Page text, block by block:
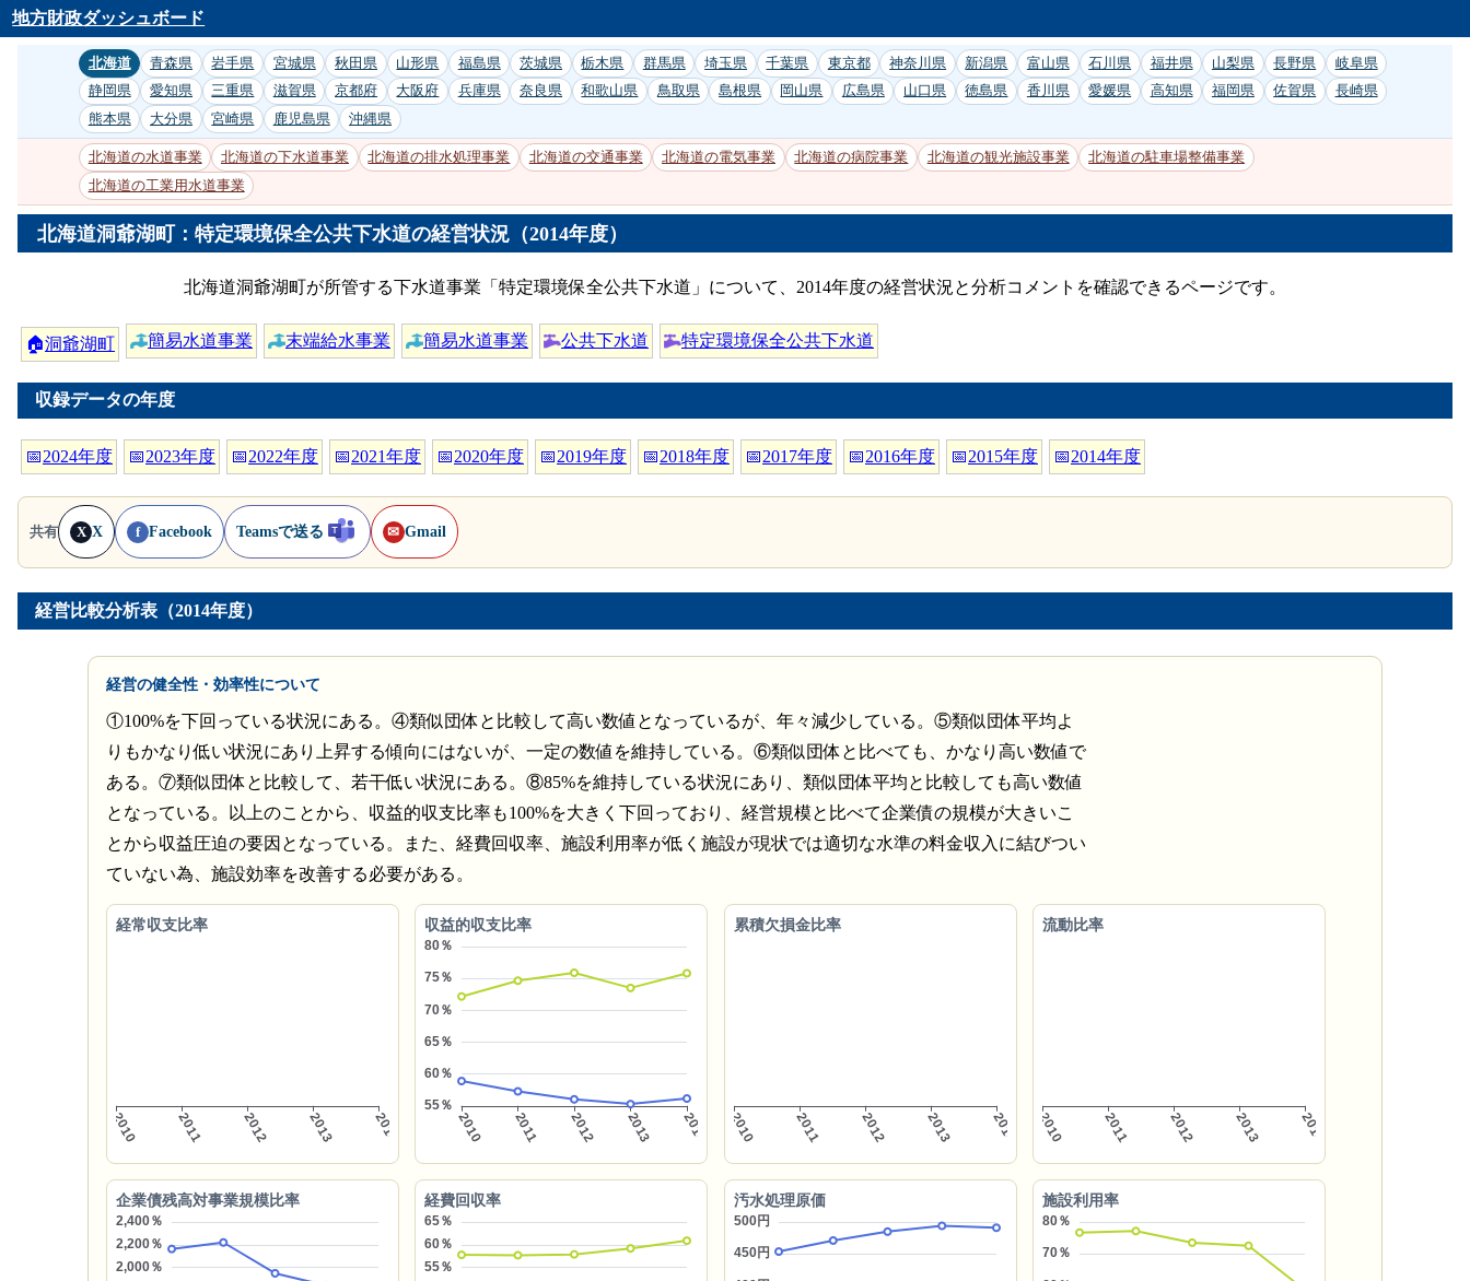
地方財政ダッシュボード
北海道 青森県 岩手県 宮城県 秋田県 山形県 福島県 茨城県 栃木県 群馬県 埼玉県 千葉県 東京都 神奈川県 新潟県 富山県 石川県 福井県 山梨県 長野県
岐阜県
静岡県
愛知県 三重県 滋賀県 京都府 大阪府 兵庫県 奈良県 和歌山県 鳥取県 島根県 岡山県 広島県 山口県 徳島県 香川県 愛媛県 高知県 福岡県 佐賀県
長崎県
熊本県
大分県 宮崎県 鹿児島県 沖縄県
北海道の水道事業 北海道の下水道事業 北海道の排水処理事業 北海道の交通事業 北海道の電気事業 北海道の病院事業 北海道の観光施設事業
北海道の駐車場整備事業
北海道の工業用水道事業
北海道洞爺湖町：特定環境保全公共下水道の経営状況（2014年度）
北海道洞爺湖町が所管する下水道事業「特定環境保全公共下水道」について、2014年度の経営状況と分析コメントを確認できるページです。
🏠洞爺湖町 簡易水道事業 末端給水事業 簡易水道事業 公共下水道 特定環境保全公共下水道
収録データの年度
📅2024年度 📅2023年度 📅2022年度 📅2021年度 📅2020年度 📅2019年度 📅2018年度 📅2017年度 📅2016年度 📅2015年度 📅2014年度
共有 X X f Facebook Teamsで送る ✉ Gmail
経営比較分析表（2014年度）
経営の健全性・効率性について
①100%を下回っている状況にある。④類似団体と比較して高い数値となっているが、年々減少している。⑤類似団体平均よ
りもかなり低い状況にあり上昇する傾向にはないが、一定の数値を維持している。⑥類似団体と比べても、かなり高い数値で
ある。⑦類似団体と比較して、若干低い状況にある。⑧85%を維持している状況にあり、類似団体平均と比較しても高い数値
となっている。以上のことから、収益的収支比率も100%を大きく下回っており、経営規模と比べて企業債の規模が大きいこ
とから収益圧迫の要因となっている。また、経費回収率、施設利用率が低く施設が現状では適切な水準の料金収入に結びつい
ていない為、施設効率を改善する必要がある。
経常収支比率 収益的収支比率 累積欠損金比率 流動比率
企業債残高対事業規模比率 経費回収率 汚水処理原価 施設利用率